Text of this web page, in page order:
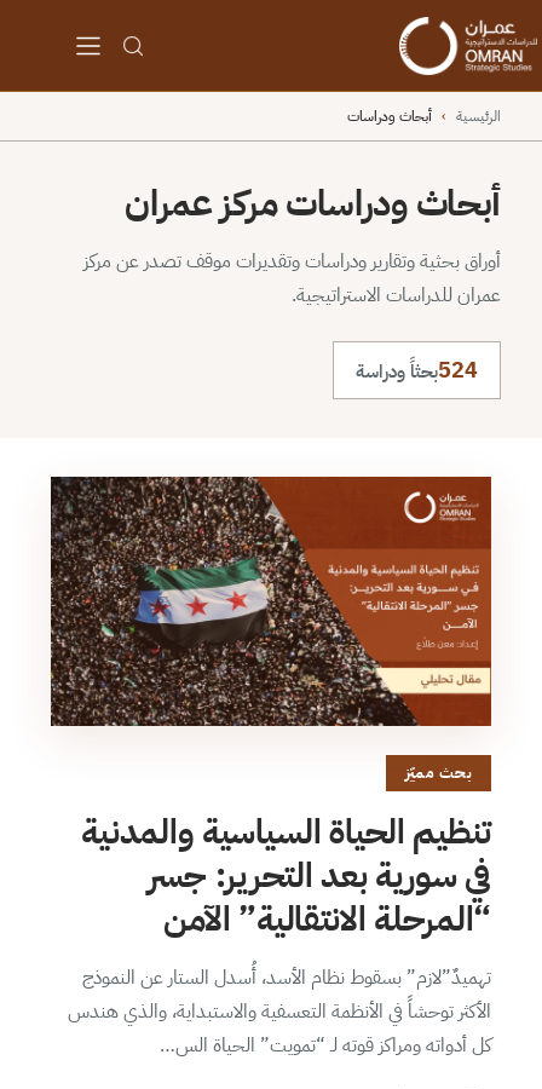
الرئيسية › أبحاث ودراسات
أبحاث ودراسات مركز عمران
أوراق بحثية وتقارير ودراسات وتقديرات موقف تصدر عن مركز
عمران للدراسات الاستراتيجية.
524بحثاً ودراسة
بحث مميّز
تنظيم الحياة السياسية والمدنية
في سورية بعد التحرير: جسر
“المرحلة الانتقالية” الآمن
تهميدٌ”لازم” بسقوط نظام الأسد، أُسدل الستار عن النموذج
الأكثر توحشاً في الأنظمة التعسفية والاستبداية، والذي هندس
كل أدواته ومراكز قوته لـ “تمويت” الحياة الس…